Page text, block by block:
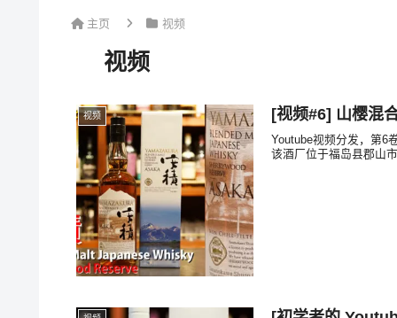
主页 视频
视频
视频 [视频#6] 山樱混
Youtube视频分发，第6
该酒厂位于福岛县郡山